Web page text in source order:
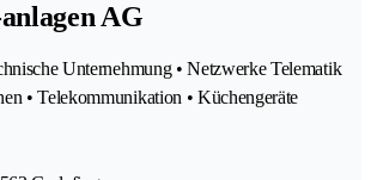
AG
Unternehmung • Netzwerke Telematik
• Telekommunikation • Küchengeräte